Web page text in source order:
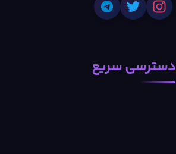
دسترسی سریع